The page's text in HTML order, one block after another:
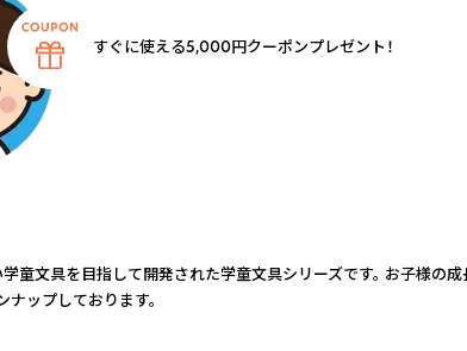
童文具を目指して開発された学童文具シリーズです。 お子様の成
ップしております。
すぐに使える5,000円クーポンプレゼント！